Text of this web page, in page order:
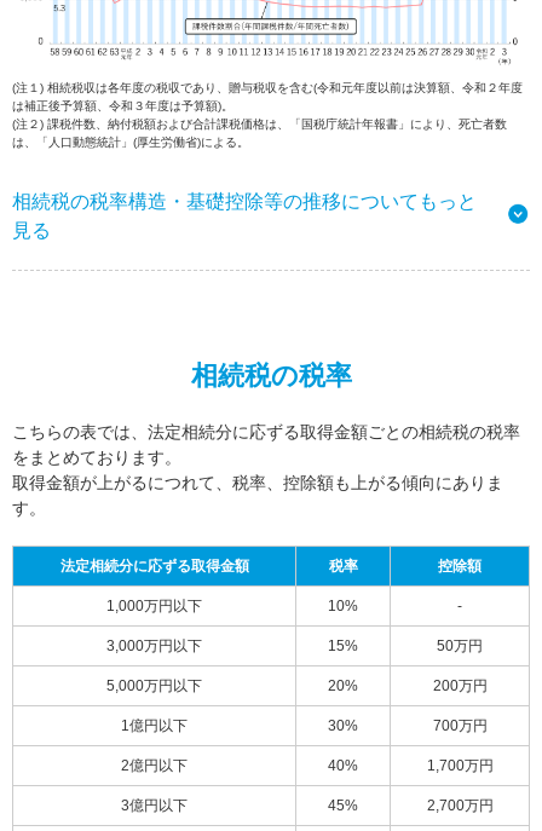
(注１) 相続税収は各年度の税収であり、贈与税収を含む(令和元年度以前は決算額、令和２年度
は補正後予算額、令和３年度は予算額)。
(注２) 課税件数、納付税額および合計課税価格は、「国税庁統計年報書」により、死亡者数
は、「人口動態統計」(厚生労働省)による。
相続税の税率構造・基礎控除等の推移についてもっと
見る
相続税の税率
こちらの表では、法定相続分に応ずる取得金額ごとの相続税の税率
をまとめております。
取得金額が上がるにつれて、税率、控除額も上がる傾向にありま
す。
法定相続分に応ずる取得金額 税率 控除額
1,000万円以下 10% -
3,000万円以下 15% 50万円
5,000万円以下 20% 200万円
1億円以下 30% 700万円
2億円以下 40% 1,700万円
3億円以下 45% 2,700万円